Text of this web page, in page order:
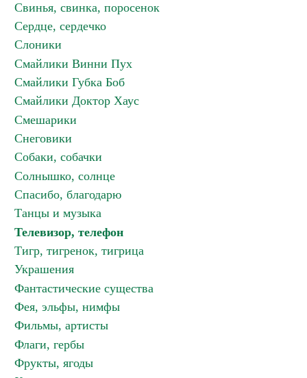
Свинья, свинка, поросенок
Сердце, сердечко
Слоники
Смайлики Винни Пух
Смайлики Губка Боб
Смайлики Доктор Хаус
Смешарики
Снеговики
Собаки, собачки
Солнышко, солнце
Спасибо, благодарю
Танцы и музыка
Телевизор, телефон
Тигр, тигренок, тигрица
Украшения
Фантастические существа
Фея, эльфы, нимфы
Фильмы, артисты
Флаги, гербы
Фрукты, ягоды